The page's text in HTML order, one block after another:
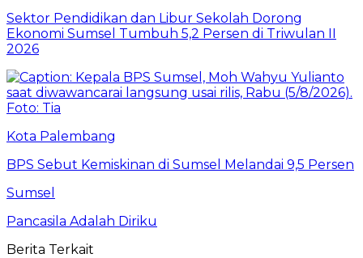
Sektor Pendidikan dan Libur Sekolah Dorong
Ekonomi Sumsel Tumbuh 5,2 Persen di Triwulan II
2026
Kota Palembang
BPS Sebut Kemiskinan di Sumsel Melandai 9,5 Persen
Sumsel
Pancasila Adalah Diriku
Berita Terkait